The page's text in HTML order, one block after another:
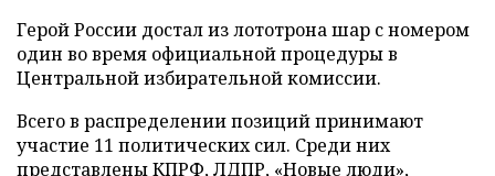
Герой России достал из лототрона шар с номером
один во время официальной процедуры в
Центральной избирательной комиссии.
Всего в распределении позиций принимают
участие 11 политических сил. Среди них
представлены КПРФ, ЛДПР, «Новые люди»,